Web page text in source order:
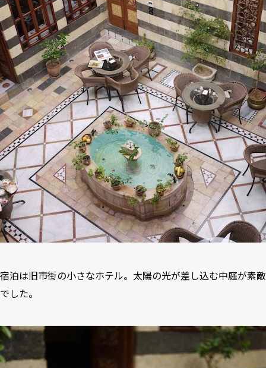
宿泊は旧市街の小さなホテル。太陽の光が差し込む中庭が素敵
でした。